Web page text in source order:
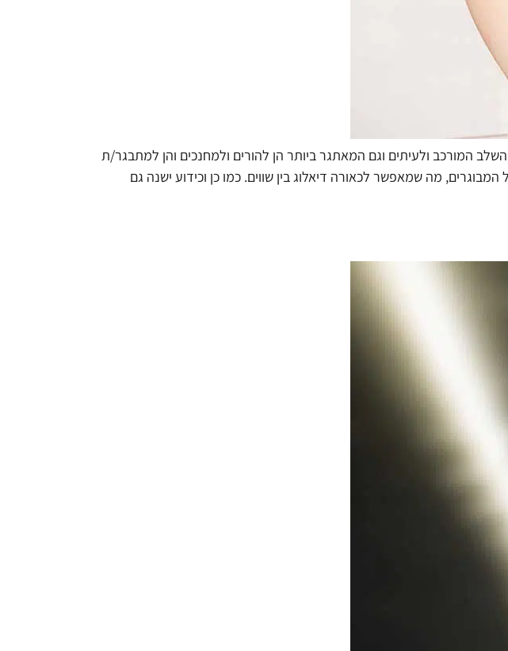
המורכב ולעיתים וגם המאתגר ביותר הן להורים ולמחנכים והן למתבגר/ת
מה שמאפשר לכאורה דיאלוג בין שווים. כמו כן וכידוע ישנה גם